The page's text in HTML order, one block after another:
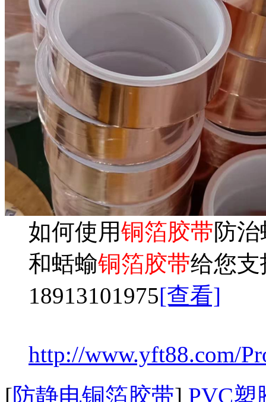
如何使用铜箔胶带防
和蛞蝓铜箔胶带给您
18913101975[查看]
http://www.yft88.com/
[防静电铜箔胶带] PVC塑